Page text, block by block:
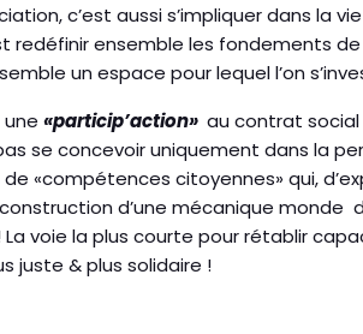
c’est aussi s’impliquer dans la
redéfinir ensemble les fondements
un espace pour lequel l’on
«particip’action» au contrat
se concevoir uniquement dans la
«compétences citoyennes» qui,
d’une mécanique monde
La voie la plus courte pour rétablir
juste & plus solidaire !